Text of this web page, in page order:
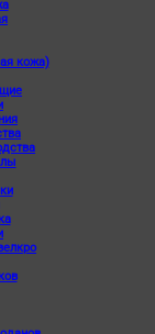
кожа)